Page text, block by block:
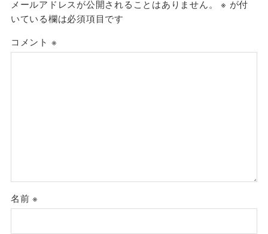
メールアドレスが公開されることはありません。 ※ が付
いている欄は必須項目です
コメント ※
名前※